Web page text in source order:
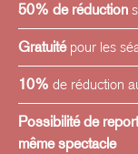
50% de réduction
Gratuitépour les
10% de réduction
Possibilité de
même spectacle